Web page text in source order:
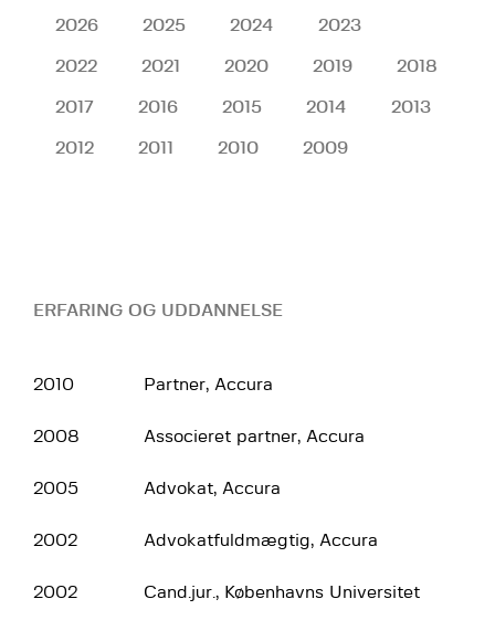
2026 2025 2024 2023
2022 2021 2020 2019 2018
2017 2016 2015 2014 2013
2012 2011 2010 2009
ERFARING OG UDDANNELSE
2010 Partner, Accura
2008 Associeret partner, Accura
2005 Advokat, Accura
2002 Advokatfuldmægtig, Accura
2002 Cand.jur., Københavns Universitet